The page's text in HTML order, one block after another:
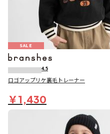
SALE
4.5
ロゴアップリケ裏毛トレーナー
￥1,430